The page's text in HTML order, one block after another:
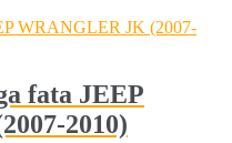
fata JEEP
2010)